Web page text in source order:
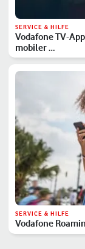
SERVICE & HILFE
Vodafone TV-
mobiler …
SERVICE & HILFE
Vodafone